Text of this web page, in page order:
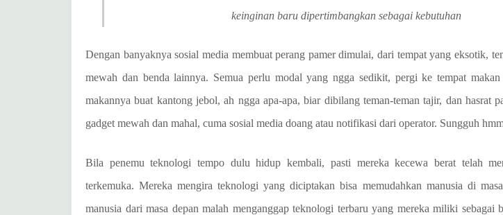
keinginan baru dipertimbangkan sebagai kebutuhan
Dengan banyaknya sosial media membuat perang pamer dimulai, dari tempat yang eksotik,
mewah dan benda lainnya. Semua perlu modal yang ngga sedikit, pergi ke tempat
makannya buat kantong jebol, ah ngga apa-apa, biar dibilang teman-teman tajir, dan hasrat
gadget mewah dan mahal, cuma sosial media doang atau notifikasi dari operator. Sungguh
Bila penemu teknologi tempo dulu hidup kembali, pasti mereka kecewa berat telah
terkemuka. Mereka mengira teknologi yang diciptakan bisa memudahkan manusia di
manusia dari masa depan malah menganggap teknologi terbaru yang mereka miliki sebagai